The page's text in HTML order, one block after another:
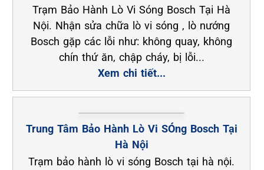
Trạm Bảo Hành Lò Vi Sóng Bosch Tại Hà
Nội. Nhận sửa chữa lò vi sóng , lò nướng
Bosch gặp các lỗi như: không quay, không
chín thứ ăn, chập cháy, bị lỗi...
Xem chi tiết...
Trung Tâm Bảo Hành Lò Vi SÓng Bosch Tại
Hà Nội
Trạm bảo hành lò vi sóng Bosch tại hà nội.